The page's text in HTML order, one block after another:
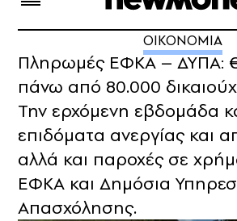
ΟΙΚΟΝΟΜΙΑ
Πληρωμές ΕΦΚΑ – ΔΥΠΑ:
πάνω από 80.000
Την ερχόμενη εβδομάδα
επιδόματα ανεργίας και
αλλά και παροχές σε
ΕΦΚΑ και Δημόσια
Απασχόλησης.